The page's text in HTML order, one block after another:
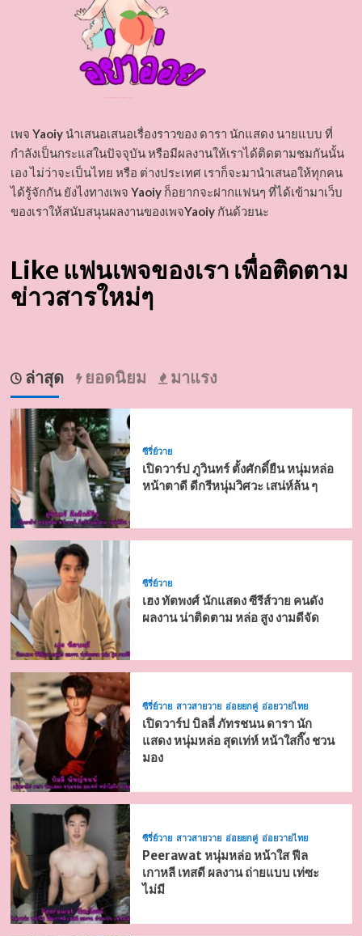
เพจ Yaoiyนำเสนอเสนอเรื่องราวของ ดารา นักแสดง นายแบบ ที่
กำลังเป็นกระแสในปัจจุบัน หรือมีผลงานให้เราได้ติดตามชมกันนั้น
เอง ไม่ว่าจะเป็นไทย หรือ ต่างประเทศ เราก็จะมานำเสนอให้ทุกคน
ได้รู้จักกัน ยังไงทางเพจ Yaoiyก็อยากจะฝากแฟนๆ ที่ได้เข้ามาเว็บ
ของเราให้สนับสนุนผลงานของเพจYaoiyกันด้วยนะ
Like แฟนเพจของเรา เพื่อติดตาม
ข่าวสารใหม่ๆ
ล่าสุด ยอดนิยม มาแรง
ซีรี่ย์วาย
เปิดวาร์ป ภูวินทร์ ตั้งศักดิ์ยืน หนุ่มหล่อ
หน้าตาดี ดีกรีหนุ่มวิศวะ เสน่ห์ล้น ๆ
ซีรี่ย์วาย
เฮง ทัตพงศ์ นักแสดง ซีรีส์วาย คนดัง
ผลงาน น่าติดตาม หล่อ สูง งามดีจัด
ซีรี่ย์วาย สาวสายวาย อ่อยยกคู่ อ่อยวายไทย
เปิดวาร์ป บิลลี่ ภัทรชนน ดารา นัก
แสดง หนุ่มหล่อ สุดเท่ห์ หน้าใสกิ๊ง ชวน
มอง
ซีรี่ย์วาย สาวสายวาย อ่อยยกคู่ อ่อยวายไทย
Peerawat หนุ่มหล่อ หน้าใส ฟีล
เกาหลี เทสดี ผลงาน ถ่ายแบบ เท่ซะ
ไม่มี